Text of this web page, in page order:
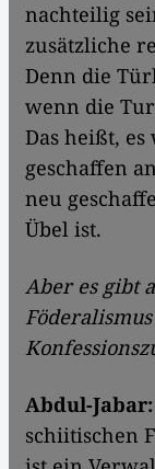
nachteilig
zusätzliche
Denn die
wenn die
Das heißt,
geschaffen
neu
Übel ist.
Aber es gibt
Abdul-Jabar:
schiitischen